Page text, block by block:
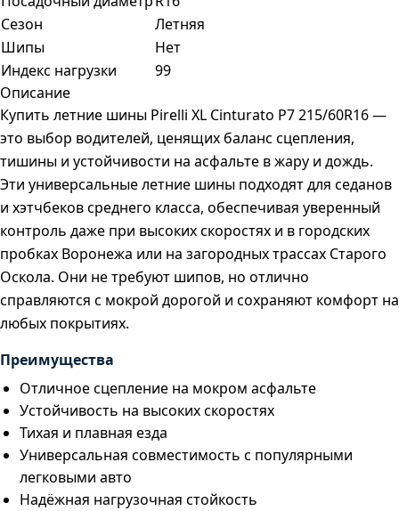
Сезон
Летняя
Шипы
Нет
Индекс нагрузки
99
Описание
Купить летние шины Pirelli XL Cinturato P7 215/60R16 —
это выбор водителей, ценящих баланс сцепления,
тишины и устойчивости на асфальте в жару и дождь.
Эти универсальные летние шины подходят для седанов
и хэтчбеков среднего класса, обеспечивая уверенный
контроль даже при высоких скоростях и в городских
пробках Воронежа или на загородных трассах Старого
Оскола. Они не требуют шипов, но отлично
справляются с мокрой дорогой и сохраняют комфорт на
любых покрытиях.
Преимущества
Отличное сцепление на мокром асфальте
Устойчивость на высоких скоростях
Тихая и плавная езда
Универсальная совместимость с популярными
легковыми авто
Надёжная нагрузочная стойкость